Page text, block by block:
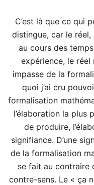
C’est là que ce qui
distingue, car le réel,
au cours des
expérience, le réel
impasse de la
quoi j’ai cru
formalisation
l’élaboration la plus
de produire,
signifiance. D’une
de la formalisation
se fait au contraire
contre-sens. Le « ça